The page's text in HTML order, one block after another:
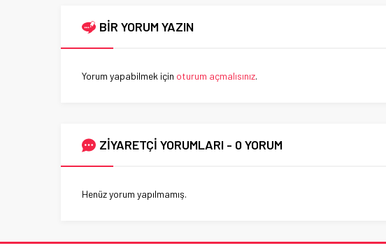
BİR YORUM YAZIN
Yorum yapabilmek için oturum açmalısınız.
ZİYARETÇİ YORUMLARI - 0 YORUM
Henüz yorum yapılmamış.